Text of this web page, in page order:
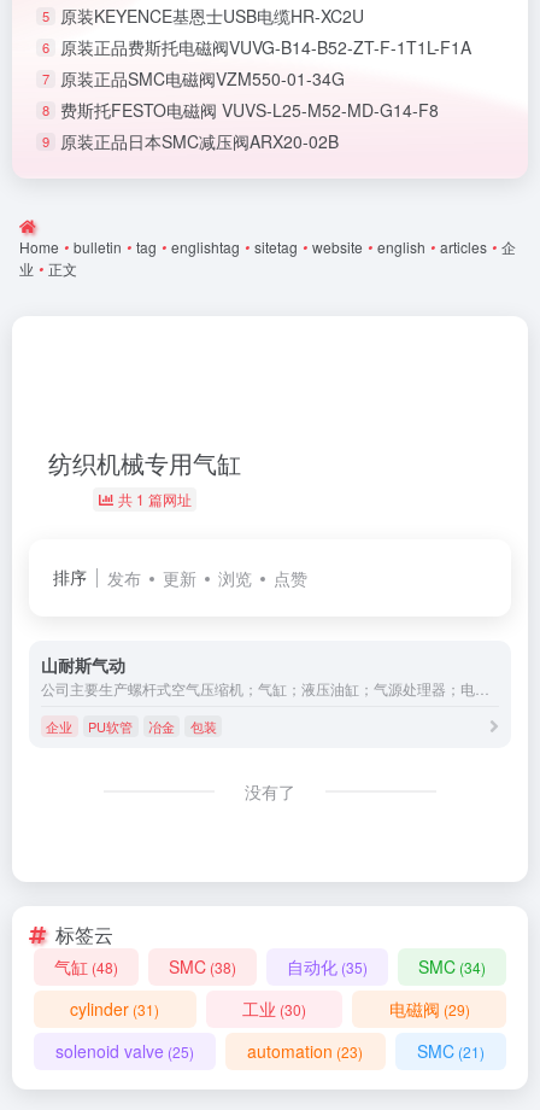
5 原装KEYENCE基恩士USB电缆HR-XC2U
6 原装正品费斯托电磁阀VUVG-B14-B52-ZT-F-1T1L-F1A
7 原装正品SMC电磁阀VZM550-01-34G
8 费斯托FESTO电磁阀 VUVS-L25-M52-MD-G14-F8
9 原装正品日本SMC减压阀ARX20-02B
Home • bulletin • tag • englishtag • sitetag • website • english • articles • 企
业 • 正文
纺织机械专用气缸
共 1 篇网址
排序 发布 更新 浏览 点赞
山耐斯气动
企业 PU软管 冶金 包装
没有了
标签云
气缸 (48) SMC (38) 自动化 (35) SMC (34)
cylinder (31) 工业 (30) 电磁阀 (29)
solenoid valve (25) automation (23) SMC(21)